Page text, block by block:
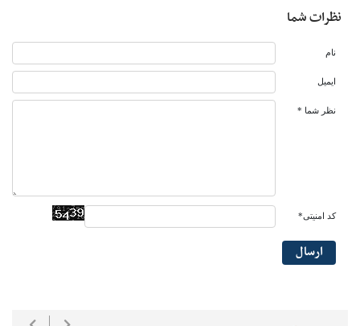
نظرات شما
نام
ایمیل
نظر شما *
کد امنیتی*
ارسال